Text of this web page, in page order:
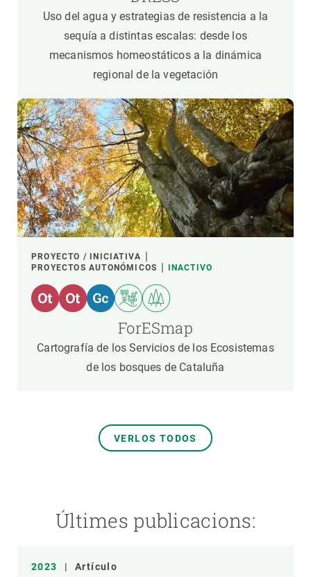
Uso del agua y estrategias de resistencia a la
sequía a distintas escalas: desde los
mecanismos homeostáticos a la dinámica
regional de la vegetación
PROYECTO / INICIATIVA
PROYECTOS AUTONÓMICOS
INACTIVO
ForESmap
Cartografía de los Servicios de los Ecosistemas
de los bosques de Cataluña
VERLOS TODOS
Últimes publicacions:
2023 | Artículo